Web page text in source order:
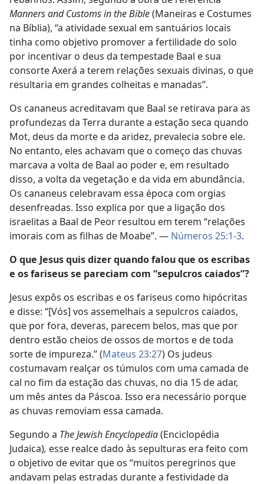
Manners and Customs in the Bible(Maneiras e Costumes
na Bíblia), “a atividade sexual em santuários locais
tinha como objetivo promover a fertilidade do solo
por incentivar o deus da tempestade Baal e sua
consorte Axerá a terem relações sexuais divinas, o que
resultaria em grandes colheitas e manadas”.
Os cananeus acreditavam que Baal se retirava para as
profundezas da Terra durante a estação seca quando
Mot, deus da morte e da aridez, prevalecia sobre ele.
No entanto, eles achavam que o começo das chuvas
marcava a volta de Baal ao poder e, em resultado
disso, a volta da vegetação e da vida em abundância.
Os cananeus celebravam essa época com orgias
desenfreadas. Isso explica por que a ligação dos
israelitas a Baal de Peor resultou em terem “relações
imorais com as filhas de Moabe”. — Números 25:1-3.
O que Jesus quis dizer quando falou que os escribas
e os fariseus se pareciam com “sepulcros caiados”?
Jesus expôs os escribas e os fariseus como hipócritas
e disse: “[Vós] vos assemelhais a sepulcros caiados,
que por fora, deveras, parecem belos, mas que por
dentro estão cheios de ossos de mortos e de toda
sorte de impureza.” (Mateus 23:27) Os judeus
costumavam realçar os túmulos com uma camada de
cal no fim da estação das chuvas, no dia 15 de adar,
um mês antes da Páscoa. Isso era necessário porque
as chuvas removiam essa camada.
Segundo a The Jewish Encyclopedia(Enciclopédia
Judaica), esse realce dado às sepulturas era feito com
o objetivo de evitar que os “muitos peregrinos que
andavam pelas estradas durante a festividade da